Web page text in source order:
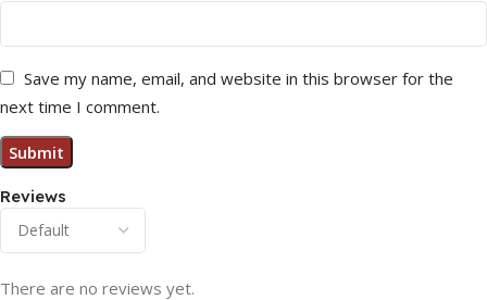
Reviews
There are no reviews yet.
Save my name, email, and website in this browser for the
next time I comment.